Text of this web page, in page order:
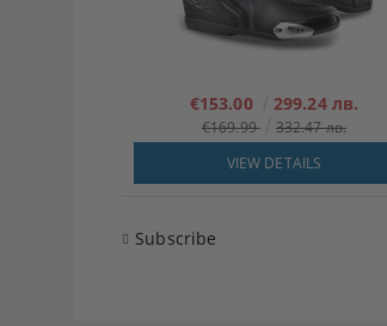
€153.00 299.24 лв.
€169.99
332.47 лв.
VIEW DETAILS
Subscribe